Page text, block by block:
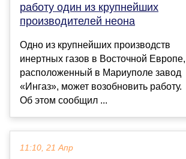
работу один из крупнейших
производителей неона
Одно из крупнейших производств
инертных газов в Восточной Европе,
расположенный в Мариуполе завод
«Ингаз», может возобновить работу.
Об этом сообщил ...
11:10, 21 Апр